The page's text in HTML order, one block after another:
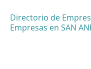
Directorio de
Empresas en SAN